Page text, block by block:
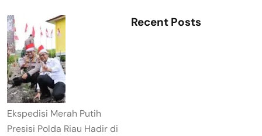
Ekspedisi Merah Putih
Presisi Polda Riau Hadir di
Recent Posts